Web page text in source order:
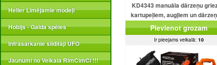
Heller Līmējamie modeļi
Hobijs - Galda spēles
Infrasarkanie sildītāji UFO
Jaunumi no Veikala RimCimCi !!!
KD4343 manuāla dārzeņu
kartupeļiem, augļiem un
Pievienot grozam
Ir pieejams veikalā: 10